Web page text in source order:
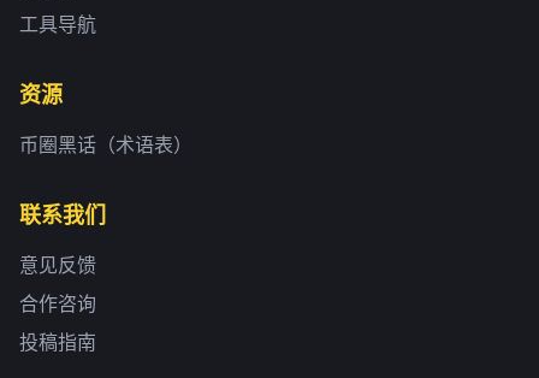
工具导航
资源
币圈黑话（术语表）
联系我们
意见反馈
合作咨询
投稿指南